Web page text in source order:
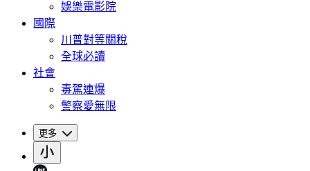
娛樂電影院
國際
川普對等關稅
全球必讀
社會
毒駕連爆
警察愛無限
更多